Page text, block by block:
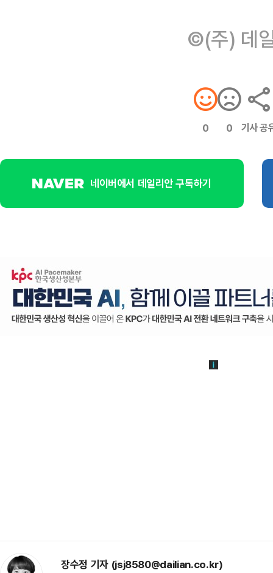
©(주) 데
0 0 기사 공
네이버에서 데일리안 구독하기
장수정 기자 (jsj8580@dailian.co.kr)